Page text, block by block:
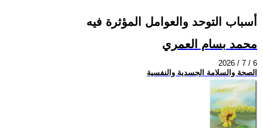
أسباب التوحد والعوامل المؤثرة فيه
محمد بسام العمري
2026 / 7 / 6
الصحة والسلامة الجسدية والنفسية